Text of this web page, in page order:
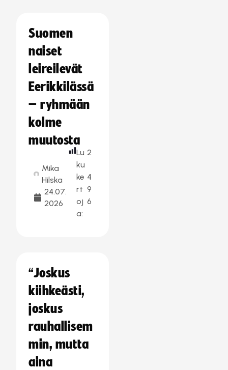
Suomen
naiset
leireilevät
Eerikkilässä
– ryhmään
kolme
muutosta
Mika
Hilska
24.07.
2026
Lu
ku
ke
rt
oj
a:
2
4
9
6
“Joskus
kiihkeästi,
joskus
rauhallisem
min, mutta
aina